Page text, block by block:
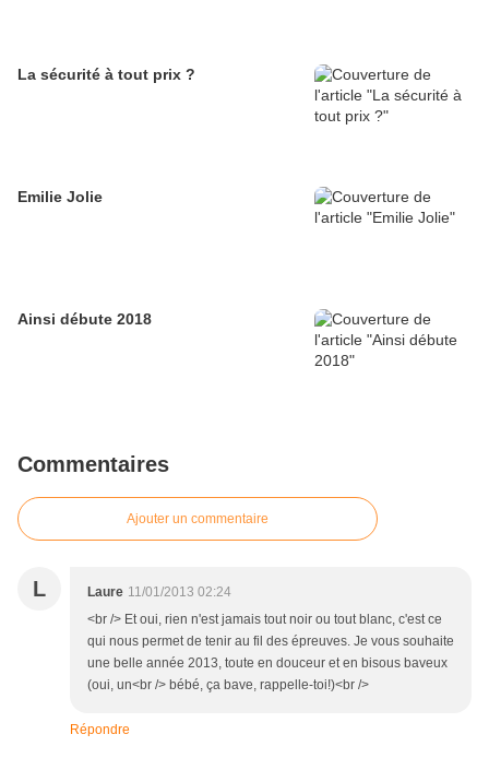
La sécurité à tout prix ?
Emilie Jolie
Ainsi débute 2018
Commentaires
Ajouter un commentaire
L Laure 11/01/2013 02:24
<br /> Et oui, rien n'est jamais tout noir ou tout blanc, c'est ce
qui nous permet de tenir au fil des épreuves. Je vous souhaite
une belle année 2013, toute en douceur et en bisous baveux
(oui, un<br /> bébé, ça bave, rappelle-toi!)<br />
Répondre